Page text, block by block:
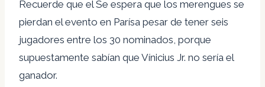
Recuerde que el Se espera que los merengues se
pierdan el evento en Parísa pesar de tener seis
jugadores entre los 30 nominados, porque
supuestamente sabían que Vínicius Jr. no sería el
ganador.